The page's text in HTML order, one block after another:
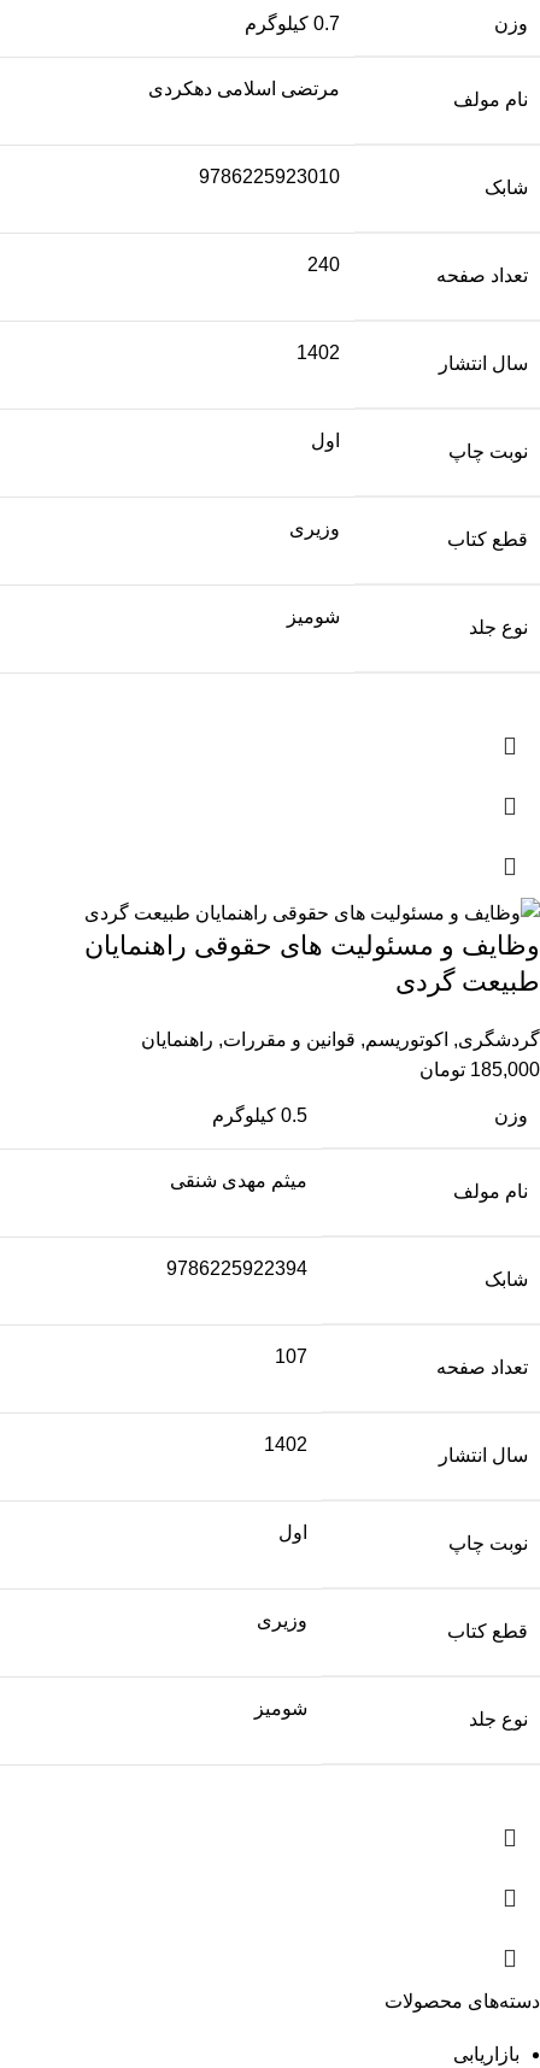
وزن 0.7 کیلوگرم
نام مولف
مرتضی اسلامی دهکردی
شابک
9786225923010
تعداد صفحه
240
سال انتشار
1402
نوبت چاپ
اول
قطع کتاب
وزیری
نوع جلد
شومیز
وظایف و مسئولیت های حقوقی راهنمایان
طبیعت گردی
گردشگری, اکوتوریسم, قوانین و مقررات, راهنمایان
185,000 تومان
وزن 0.5 کیلوگرم
نام مولف
میثم مهدی شنقی
شابک
9786225922394
تعداد صفحه
107
سال انتشار
1402
نوبت چاپ
اول
قطع کتاب
وزیری
نوع جلد
شومیز
دسته‌های محصولات
بازاریابی